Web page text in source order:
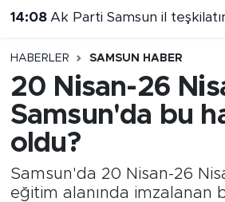
13:51 Samsun Fakirleri Koruma
HABERLER SAMSUN HABER
20 Nisan-26
Samsun'da bu
oldu?
Samsun'da 20 Nisan-26
eğitim alanında imzalanan
Samsun Namaz Vakitleri
Süper Lig Puan Durumu ve
Tüm Manşetler
Son Dakika Haberleri